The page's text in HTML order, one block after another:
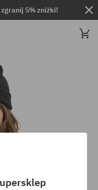
5% zniżki!